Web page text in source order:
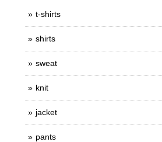
t-shirts
shirts
sweat
knit
jacket
pants